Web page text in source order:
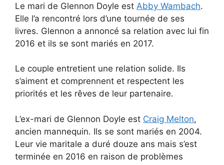
Le mari de Glennon Doyle est Abby Wambach.
Elle l’a rencontré lors d’une tournée de ses
livres. Glennon a annoncé sa relation avec lui fin
2016 et ils se sont mariés en 2017.
Le couple entretient une relation solide. Ils
s’aiment et comprennent et respectent les
priorités et les rêves de leur partenaire.
L’ex-mari de Glennon Doyle est Craig Melton,
ancien mannequin. Ils se sont mariés en 2004.
Leur vie maritale a duré douze ans mais s’est
terminée en 2016 en raison de problèmes